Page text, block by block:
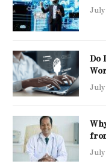
July
Do
July
July